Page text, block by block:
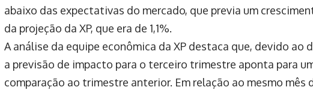
abaixo das expectativas do mercado, que previa um
da projeção da XP, que era de 1,1%.
A análise da equipe econômica da XP destaca que, devido ao
a previsão de impacto para o terceiro trimestre aponta para
comparação ao trimestre anterior. Em relação ao mesmo mês